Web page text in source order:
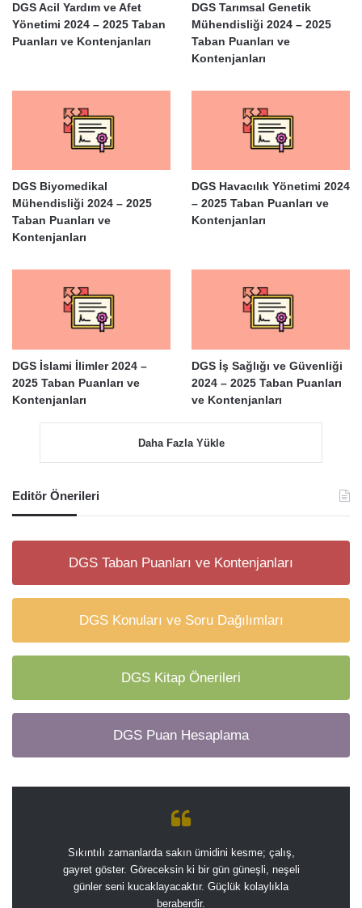
DGS Acil Yardım ve Afet
Yönetimi 2024 – 2025 Taban
Puanları ve Kontenjanları
DGS Tarımsal Genetik
Mühendisliği 2024 – 2025
Taban Puanları ve
Kontenjanları
DGS Biyomedikal
Mühendisliği 2024 – 2025
Taban Puanları ve
Kontenjanları
DGS Havacılık Yönetimi 2024
– 2025 Taban Puanları ve
Kontenjanları
DGS İslami İlimler 2024 –
2025 Taban Puanları ve
Kontenjanları
DGS İş Sağlığı ve Güvenliği
2024 – 2025 Taban Puanları
ve Kontenjanları
Daha Fazla Yükle
Editör Önerileri
DGS Taban Puanları ve Kontenjanları
DGS Konuları ve Soru Dağılımları
DGS Kitap Önerileri
DGS Puan Hesaplama
Sıkıntılı zamanlarda sakın ümidini kesme; çalış,
gayret göster. Göreceksin ki bir gün güneşli, neşeli
günler seni kucaklayacaktır. Güçlük kolaylıkla
beraberdir.